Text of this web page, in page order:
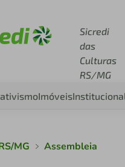
Sicredi
das
Culturas
RS/MG
Imóveis
MG Assembleia